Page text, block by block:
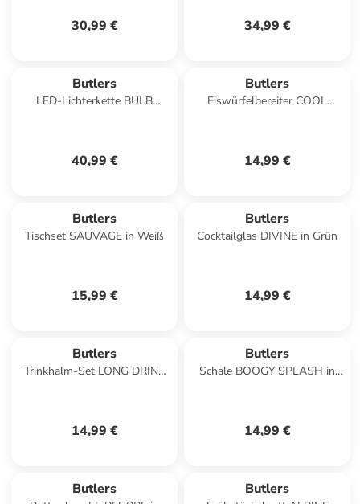
30,99 € 34,99 €
Butlers
LED-Lichterkette BULB
40,99 €
Butlers
Eiswürfelbereiter COOL
14,99 €
Butlers
Tischset SAUVAGE in Weiß
15,99 €
Butlers
Cocktailglas DIVINE in Grün
14,99 €
Butlers
Trinkhalm-Set LONG DRINK
14,99 €
Butlers
Schale BOOGY SPLASH in
14,99 €
Butlers Butlers